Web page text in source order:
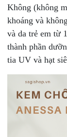
Không (không
khoáng và
và da trẻ em từ
thành phần
tia UV và hạt